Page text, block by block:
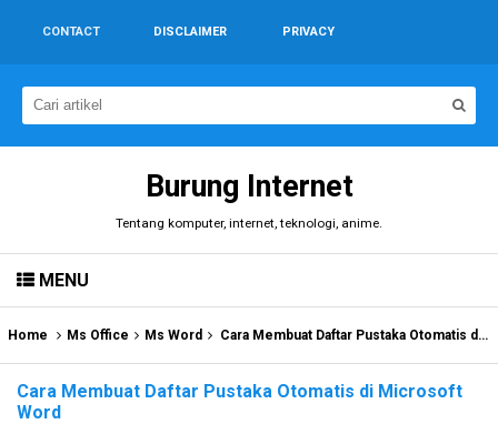
CONTACT DISCLAIMER PRIVACY
Burung Internet
Tentang komputer, internet, teknologi, anime.
MENU
Home Ms Office Ms Word Cara Membuat Daftar Pustaka Otomatis di Microsoft Word
Cara Membuat Daftar Pustaka Otomatis di Microsoft
Word